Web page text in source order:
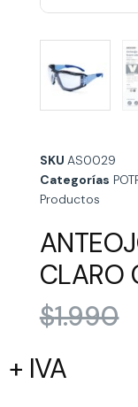
SKU AS0029
Categorías
Productos
CLARO
$1.990
+ IVA